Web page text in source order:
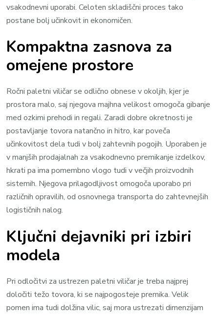
vsakodnevni uporabi. Celoten skladiščni proces tako
postane bolj učinkovit in ekonomičen.
Kompaktna zasnova za
omejene prostore
Ročni paletni viličar se odlično obnese v okoljih, kjer je
prostora malo, saj njegova majhna velikost omogoča gibanje
med ozkimi prehodi in regali. Zaradi dobre okretnosti je
postavljanje tovora natančno in hitro, kar poveča
učinkovitost dela tudi v bolj zahtevnih pogojih. Uporaben je
v manjših prodajalnah za vsakodnevno premikanje izdelkov,
hkrati pa ima pomembno vlogo tudi v večjih proizvodnih
sistemih. Njegova prilagodljivost omogoča uporabo pri
različnih opravilih, od osnovnega transporta do zahtevnejših
logističnih nalog.
Ključni dejavniki pri izbiri
modela
Pri odločitvi za ustrezen paletni viličar je treba najprej
določiti težo tovora, ki se najpogosteje premika. Velik
pomen ima tudi dolžina vilic, saj mora ustrezati dimenzijam